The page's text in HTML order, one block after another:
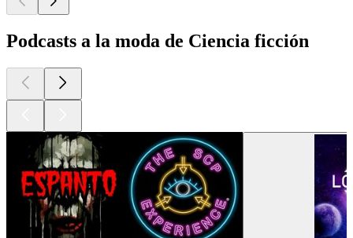
Podcasts a la moda de Ciencia ficción